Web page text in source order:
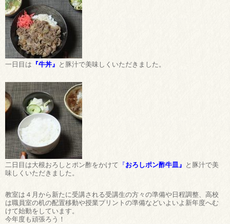
一日目は 『牛丼』 と豚汁で美味しくいただきました。
二日目は大根おろしとポン酢をかけて 『おろしポン酢牛皿』 と豚汁で美
味しくいただきました。
教室は４月から新たに受講される受講生の方々の準備や日程調整、高校
は職員室の机の配置移動や授業プリントの準備などいよいよ新年度へむ
けて始動をしています。
今年度も頑張ろう！